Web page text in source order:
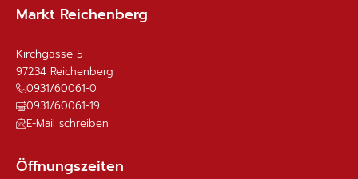
Markt Reichenberg
Kirchgasse 5
97234 Reichenberg
0931/60061-0
0931/60061-19
E-Mail schreiben
Öffnungszeiten